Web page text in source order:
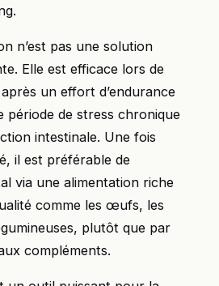
n’est pas une solution
Elle est efficace lors de
un effort d’endurance
période de stress chronique
intestinale. Une fois
il est préférable de
via une alimentation riche
comme les œufs, les
plutôt que par
compléments.